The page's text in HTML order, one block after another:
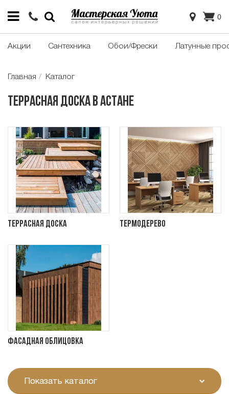
0
Акции Сантехника Обои/Фрески Латунные
Главная Каталог
Террасная доска в Астане
Террасная доска Термодерево
Фасадная облицовка
Показать каталог